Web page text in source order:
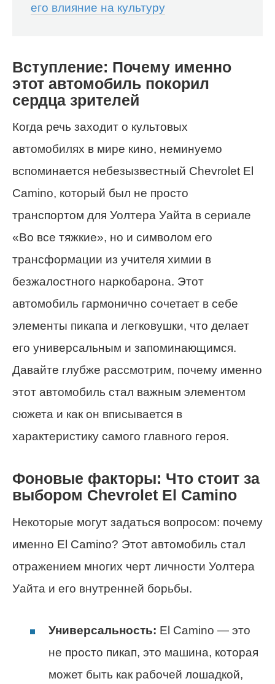
его влияние на культуру
Вступление: Почему именно
этот автомобиль покорил
сердца зрителей
Когда речь заходит о культовых
автомобилях в мире кино, неминуемо
вспоминается небезызвестный Chevrolet El
Camino, который был не просто
транспортом для Уолтера Уайта в сериале
«Во все тяжкие», но и символом его
трансформации из учителя химии в
безжалостного наркобарона. Этот
автомобиль гармонично сочетает в себе
элементы пикапа и легковушки, что делает
его универсальным и запоминающимся.
Давайте глубже рассмотрим, почему именно
этот автомобиль стал важным элементом
сюжета и как он вписывается в
характеристику самого главного героя.
Фоновые факторы: Что стоит за
выбором Chevrolet El Camino
Некоторые могут задаться вопросом: почему
именно El Camino? Этот автомобиль стал
отражением многих черт личности Уолтера
Уайта и его внутренней борьбы.
Универсальность: El Camino — это
не просто пикап, это машина, которая
может быть как рабочей лошадкой,